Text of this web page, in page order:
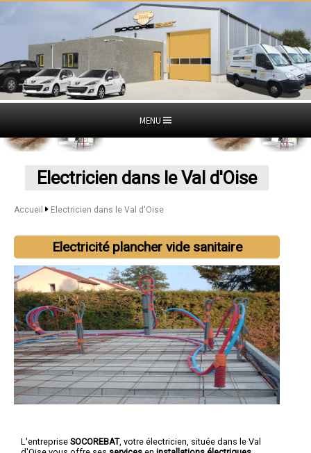
MENU
Electricien dans le Val d'Oise
Accueil Electricien dans le Val d'Oise
Electricité plancher vide sanitaire
L'entreprise SOCOREBAT, votre électricien , située dans le Val